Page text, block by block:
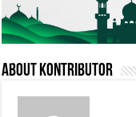
About Kontributor